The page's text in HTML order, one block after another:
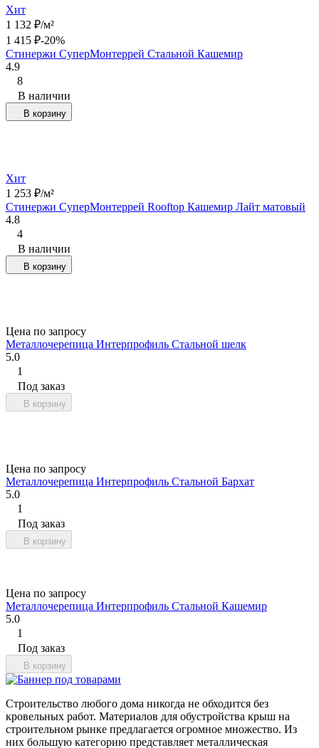
Хит
1 132 ₽/м²
1 415 ₽-20%
Стинержи СуперМонтеррей Стальной Кашемир
4.9
8
В наличии
В корзину
Хит
1 253 ₽/м²
Стинержи СуперМонтеррей Rooftop Кашемир Лайт матовый
4.8
4
В наличии
В корзину
Цена по запросу
Металлочерепица Интерпрофиль Стальной шелк
5.0
1
Под заказ
В корзину
Цена по запросу
Металлочерепица Интерпрофиль Стальной Бархат
5.0
1
Под заказ
В корзину
Цена по запросу
Металлочерепица Интерпрофиль Стальной Кашемир
5.0
1
Под заказ
В корзину
Строительство любого дома никогда не обходится без
кровельных работ. Материалов для обустройства крыш на
строительном рынке предлагается огромное множество. Из
них большую категорию представляет металлическая